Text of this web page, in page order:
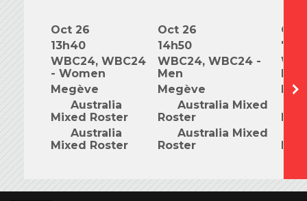
Oct 26
13h40
WBC24, WBC24
- Women
Megève
Australia
Mixed Roster
Australia
Mixed Roster
Oct 26
14h50
WBC24, WBC24 -
Men
Megève
Australia Mixed
Roster
Australia Mixed
Roster
Oct